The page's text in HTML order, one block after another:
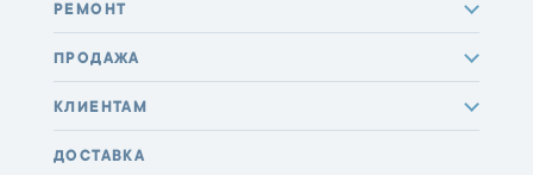
РЕМОНТ
ПРОДАЖА
КЛИЕНТАМ
ДОСТАВКА